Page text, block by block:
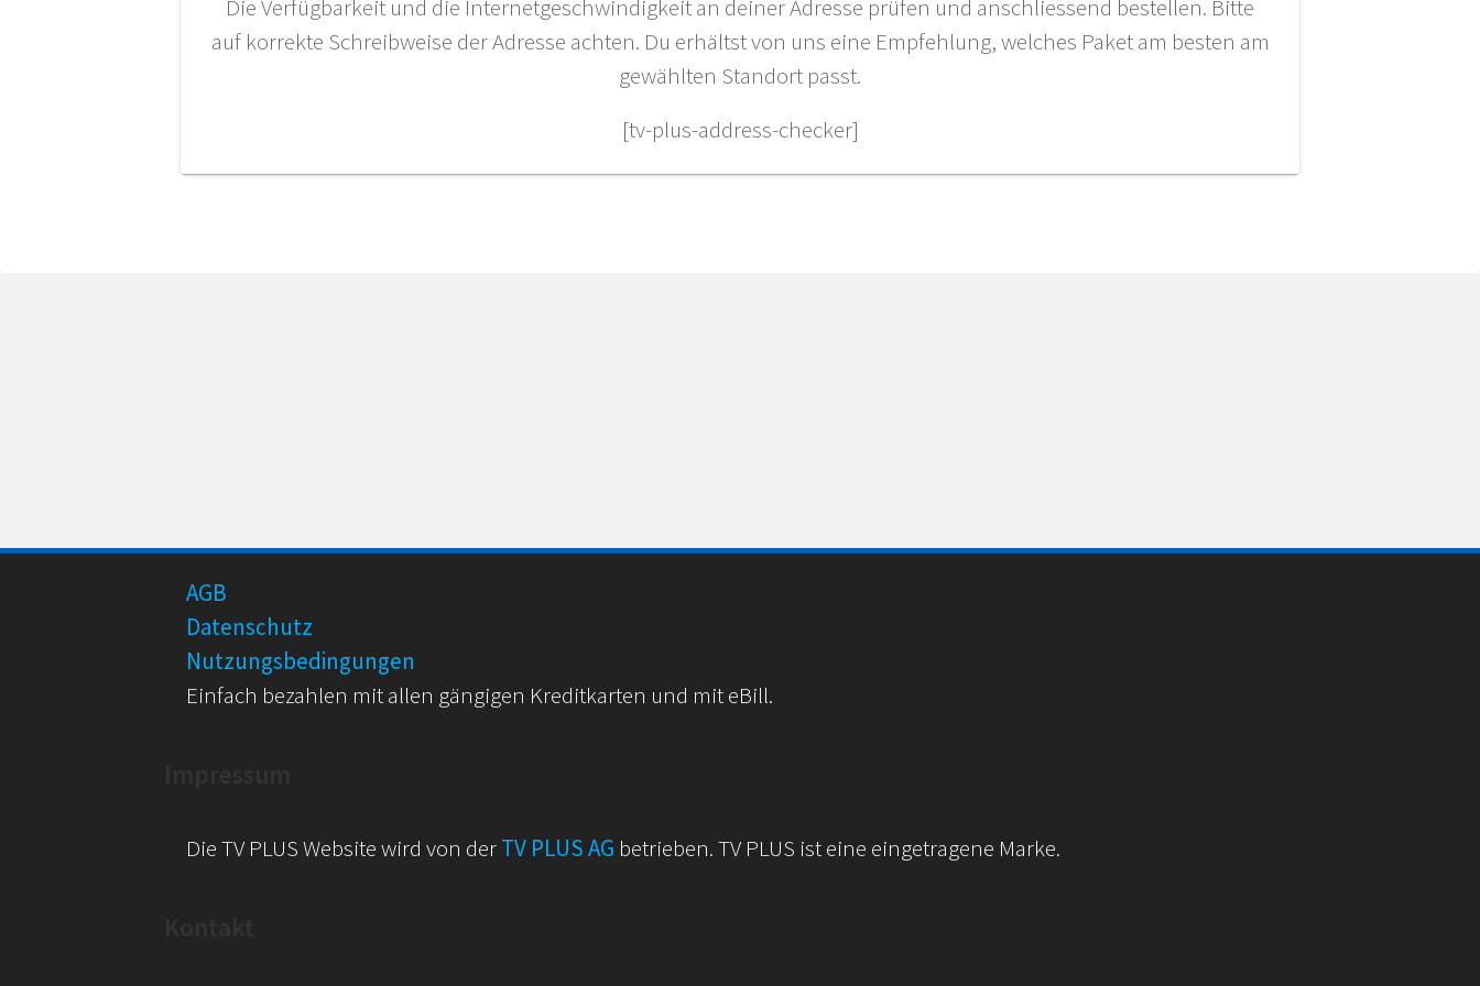
Die Verfügbarkeit und die Internetgeschwindigkeit an deiner Adresse prüfen und anschliessend bestellen. Bitte
auf korrekte Schreibweise der Adresse achten. Du erhältst von uns eine Empfehlung, welches Paket am besten am
gewählten Standort passt.
[tv-plus-address-checker]
AGB
Datenschutz
Nutzungsbedingungen
Einfach bezahlen mit allen gängigen Kreditkarten und mit eBill.
Die TV PLUS Website wird von derTV PLUS AG betrieben. TV PLUS ist eine eingetragene Marke.